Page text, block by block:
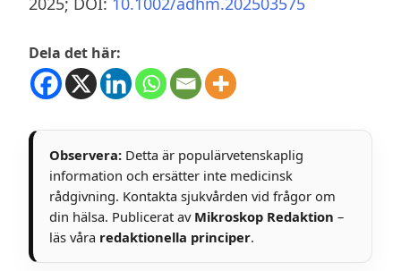
Dela det här:
Observera: Detta är populärvetenskaplig
information och ersätter inte medicinsk
rådgivning. Kontakta sjukvården vid frågor om
din hälsa. Publicerat av Mikroskop Redaktion –
läs våra redaktionella principer.